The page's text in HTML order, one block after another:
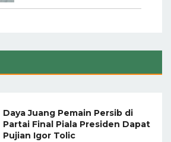
Daya Juang Pemain Persib di
Partai Final Piala Presiden Dapat
Pujian Igor Tolic